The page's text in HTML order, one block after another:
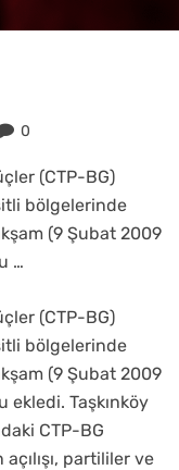
0
(CTP-BG)
bölgelerinde
(9 Şubat 2009
…
(CTP-BG)
bölgelerinde
(9 Şubat 2009
ekledi. Taşkınköy
CTP-BG
partililer ve